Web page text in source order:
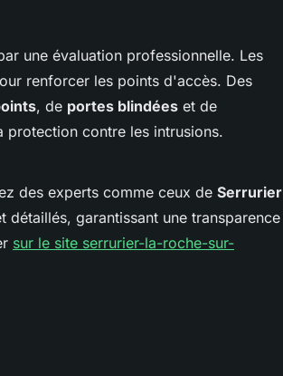
une évaluation professionnelle. Les
renforcer les points d'accès. Des
, de portes blindées et de
protection contre les intrusions.
des experts comme ceux de Serrurier
détaillés, garantissant une transparence
sur le site serrurier-la-roche-sur-